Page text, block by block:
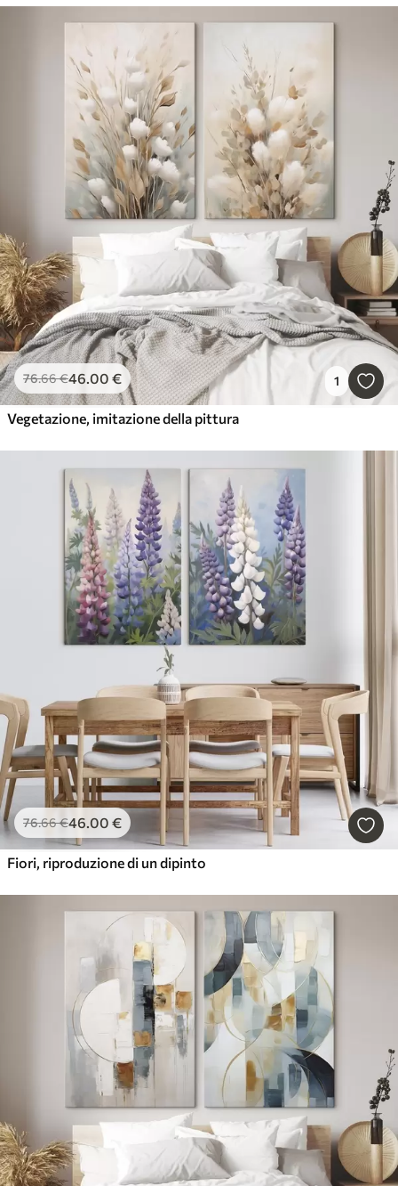
76.66€46.00 € 1
Vegetazione, imitazione della pittura
76.66€46.00 €
Fiori, riproduzione di un dipinto